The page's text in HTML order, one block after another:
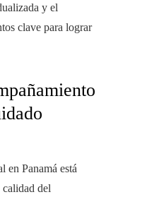
y el
clave para lograr
en Panamá está
calidad del